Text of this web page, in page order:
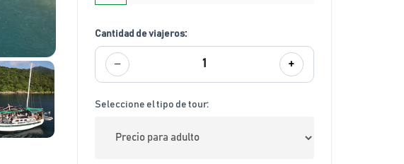
Cantidad de viajeros:
− 1 +
Seleccione el tipo de tour: